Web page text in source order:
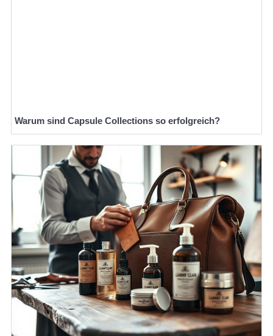
Warum sind Capsule Collections so erfolgreich?